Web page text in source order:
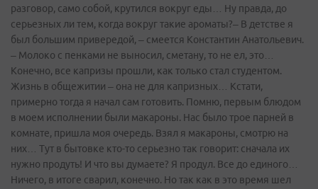
разговор, само собой, крутился вокруг еды… Ну правда, до
серьезных ли тем, когда вокруг такие ароматы?– В детстве я
был большим привередой, – смеется Константин Анатольевич.
– Молоко с пенками не выносил, сметану, то не ел, это…
Конечно, все капризы прошли, как только стал студентом.
Жизнь в общежитии – она не для капризных… Кстати,
примерно тогда я начал сам готовить. Помню, первым блюдом
в моем исполнении были макароны. Нас было трое парней в
комнате, пришла моя очередь. Взял я макароны, смотрю на
них… Тут в бытовке кто-то серьезно так говорит: сначала их
нужно продуть! И что вы думаете? Я продул. Все до единого…
Ничего, в итоге сварил, конечно. Но так как в это время шел